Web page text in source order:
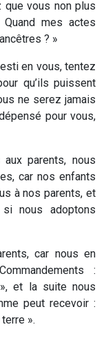
que vous non plus
mes actes
? »
en vous, tentez
qu’ils puissent
ne serez jamais
pour vous,
parents, nous
car nos enfants
à nos parents, et
nous adoptons
car nous en
:
et la suite nous
peut recevoir :
».